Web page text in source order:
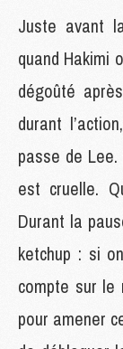
Juste avant
quand Hakimi
dégoûté
durant
passe de
est cruelle.
Durant la
ketchup : si
compte sur le
pour amener